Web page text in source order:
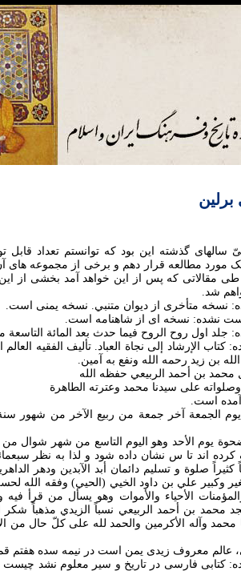
سالهای گذشته اين بود که توانستم تعداد
مورد مطالعه قرار دهم و برخی از مجموعه
طی مقالاتی که پس از اين خواهد آمد بخشی از
شد.
کتاب الإرشاد إلی نجاة العباد. تأليف الفقيه العالم
بن زيد رحمه الله ونفع به آمين.
محمد بن أحمد الربيعي حفظه الله
وصلواته علی سيدنا محمد وعترته الطاهرة
است.
الجمعة آخر جمعة من ربيع الآخر من شهور سنة
يوم الأحد وهو اليوم التاسع من شهر
اند تا س نشان داده شود و لذا به نظر
صلوة و تسليم دائمان أبد الآبدين ودهر
وکبير علي بن داود الخيي (الحيي) وفقه الله لحسن
الأحياء والأموات وهو يسأل من قرأ فيه
محمد بن أحمد الربيعي نسباً الزيدي مذهباً
محمد وآله الأکرمين والحمد لله علی کلّ حال من
عالم معروف زيدی يمن است در نيمه سده
نشده: کتابی فارسی در تاريخ و سير معلوم نشد